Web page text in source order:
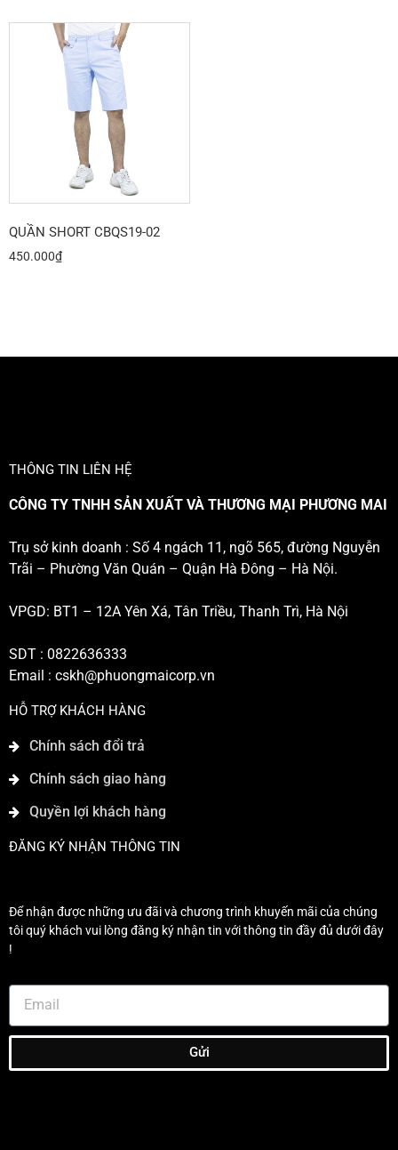
QUẦN SHORT CBQS19-02
450.000₫
THÔNG TIN LIÊN HỆ
CÔNG TY TNHH SẢN XUẤT VÀ THƯƠNG MẠI PHƯƠNG MAI
Trụ sở kinh doanh : Số 4 ngách 11, ngõ 565, đường Nguyễn
Trãi – Phường Văn Quán – Quận Hà Đông – Hà Nội.
VPGD: BT1 – 12A Yên Xá, Tân Triều, Thanh Trì, Hà Nội
SDT : 0822636333
Email : cskh@phuongmaicorp.vn
HỖ TRỢ KHÁCH HÀNG
Chính sách đổi trả
Chính sách giao hàng
Quyền lợi khách hàng
ĐĂNG KÝ NHẬN THÔNG TIN
Để nhận được những ưu đãi và chương trình khuyến mãi của chúng
tôi quý khách vui lòng đăng ký nhận tin với thông tin đầy đủ dưới đây
!
Gửi